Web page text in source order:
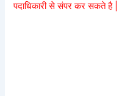
पदाधिकारी से संपर कर सकते है |